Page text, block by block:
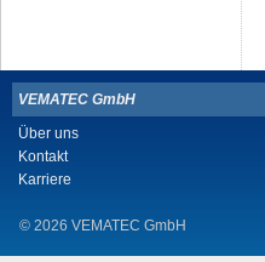
VEMATEC GmbH
Über uns
Kontakt
Karriere
© 2026 VEMATEC GmbH